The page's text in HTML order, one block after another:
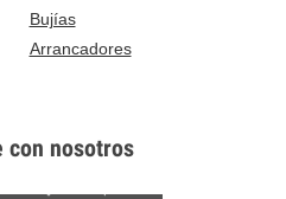
Bujías
Arrancadores
con nosotros